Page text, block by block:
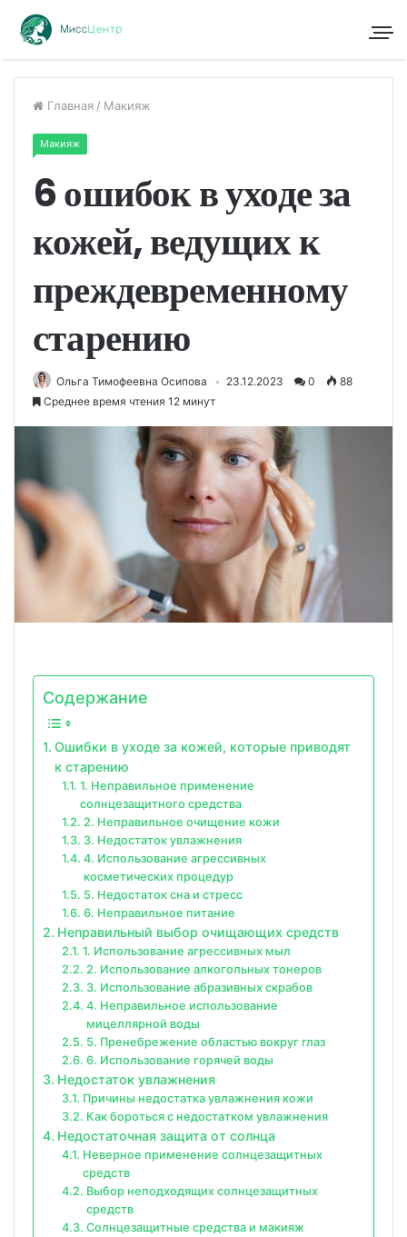
Главная / Макияж
Макияж
6 ошибок в уходе за
кожей, ведущих к
преждевременному
старению
Ольга Тимофеевна Осипова 23.12.2023 0
88
Среднее время чтения 12 минут
Содержание
Ошибки в уходе за кожей, которые приводят
к старению
1. Неправильное применение
солнцезащитного средства
2. Неправильное очищение кожи
3. Недостаток увлажнения
4. Использование агрессивных
косметических процедур
5. Недостаток сна и стресс
6. Неправильное питание
Неправильный выбор очищающих средств
1. Использование агрессивных мыл
2. Использование алкогольных тонеров
3. Использование абразивных скрабов
4. Неправильное использование
мицеллярной воды
5. Пренебрежение областью вокруг глаз
6. Использование горячей воды
Недостаток увлажнения
Причины недостатка увлажнения кожи
Как бороться с недостатком увлажнения
Недостаточная защита от солнца
Неверное применение солнцезащитных
средств
Выбор неподходящих солнцезащитных
средств
Солнцезащитные средства и макияж